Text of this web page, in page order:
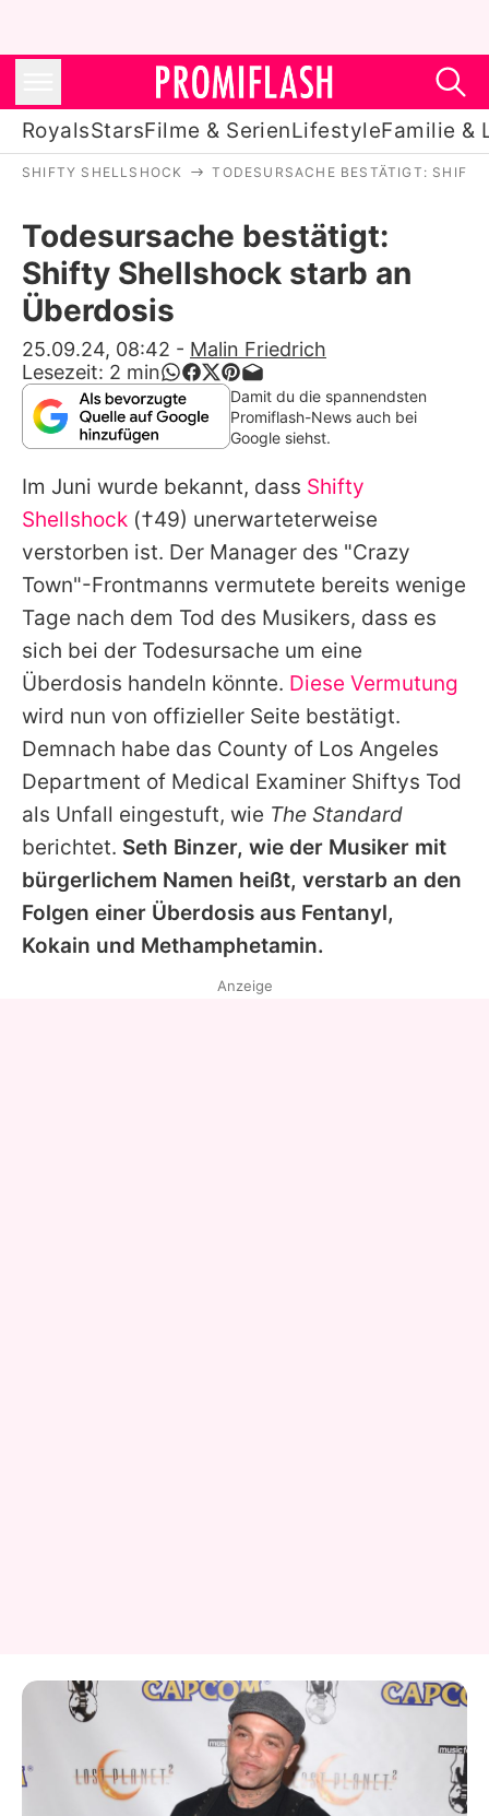
RoyalsStarsFilme & SerienLifestyleFamilie &
Stars
Filme & Serien
Lifestyle
Familie & Liebe
Promiflash Exklusiv
Alle Themen auf Promiflash
Jobs
App runterladen
Team
Redaktionelle Richtlinien
Impressum
Datenschutzerklärung
Nutzungsbedingungen
Utiq verwalten
SHIFTY SHELLSHOCK TODESURSACHE BESTÄTIGT:
Todesursache bestätigt:
Shifty Shellshock starb an
Überdosis
25.09.24, 08:42 - Malin Friedrich
Lesezeit: 2 min
Damit du die spannendsten
Promiflash-News auch bei
Google siehst.
Im Juni wurde bekannt, dass Shifty
Shellshock (†49) unerwarteterweise
verstorben ist. Der Manager des "Crazy
Town"-Frontmanns vermutete bereits wenige
Tage nach dem Tod des Musikers, dass es
sich bei der Todesursache um eine
Überdosis handeln könnte. Diese Vermutung
wird nun von offizieller Seite bestätigt.
Demnach habe das County of Los Angeles
Department of Medical Examiner Shiftys Tod
als Unfall eingestuft, wie The Standard
berichtet. Seth Binzer, wie der Musiker mit
bürgerlichem Namen heißt, verstarb an den
Folgen einer Überdosis aus Fentanyl,
Kokain und Methamphetamin.
Anzeige